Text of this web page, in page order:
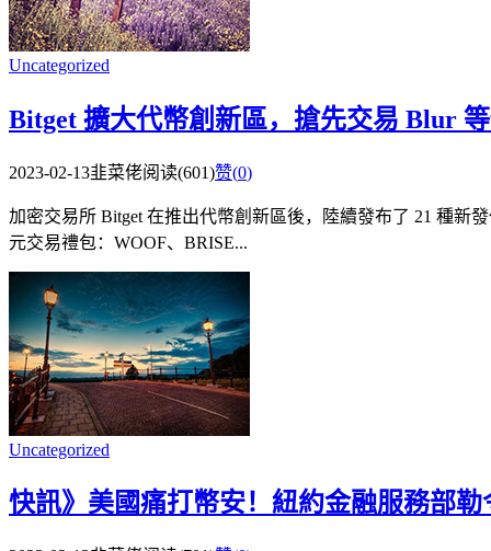
Uncategorized
Bitget 擴大代幣創新區，搶先交易 Blur
2023-02-13韭菜佬阅读(601)赞(0)
加密交易所 Bitget 在推出代幣創新區後，陸續發布了 21 種新
元交易禮包：WOOF、BRISE...
Uncategorized
快訊》美國痛打幣安！紐約金融服務部勒